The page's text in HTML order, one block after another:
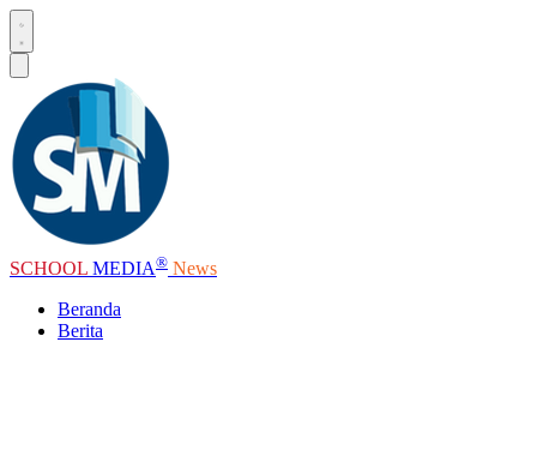
SCHOOL MEDIA® News
Beranda
Berita